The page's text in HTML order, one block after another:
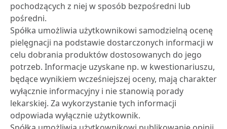
pochodzących z niej w sposób bezpośredni lub
pośredni.
Spółka umożliwia użytkownikowi samodzielną ocenę
pielęgnacji na podstawie dostarczonych informacji w
celu dobrania produktów dostosowanych do jego
potrzeb. Informacje uzyskane np. w kwestionariuszu,
będące wynikiem wcześniejszej oceny, mają charakter
wyłącznie informacyjny i nie stanowią porady
lekarskiej. Za wykorzystanie tych informacji
odpowiada wyłącznie użytkownik.